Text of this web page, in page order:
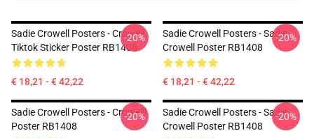
Sadie Crowell Posters - Crowell
Tiktok Sticker Poster RB1408
€ 18,21 - € 42,22
-20%
Sadie Crowell Posters - Sadie
Crowell Poster RB1408
€ 18,21 - € 42,22
-20%
Sadie Crowell Posters - Crowelll
Poster RB1408
-20%
Sadie Crowell Posters - Sadie
Crowell Poster RB1408
-20%